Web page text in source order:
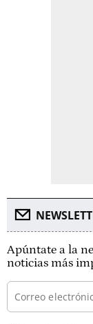
Apúntate a la
noticias más